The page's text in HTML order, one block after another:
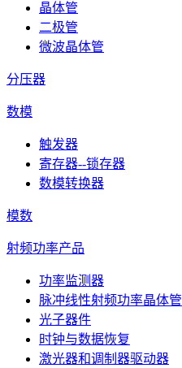
晶体管
二极管
微波晶体管
分压器
数模
触发器
寄存器--锁存器
数模转换器
模数
射频功率产品
功率监测器
脉冲线性射频功率晶体管
光子器件
时钟与数据恢复
激光器和调制器驱动器